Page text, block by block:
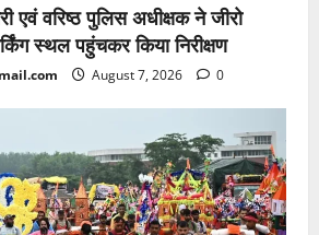
एवं वरिष्ठ पुलिस अधीक्षक ने जीरो
स्थल पहुंचकर किया निरीक्षण
August 7, 2026 0